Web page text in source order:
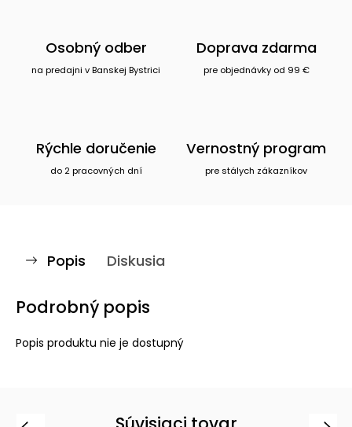
Osobný odber
na predajni v Banskej Bystrici
Doprava zdarma
pre objednávky od 99 €
Rýchle doručenie
do 2 pracovných dní
Vernostný program
pre stálych zákazníkov
Popis Diskusia
Podrobný popis
Popis produktu nie je dostupný